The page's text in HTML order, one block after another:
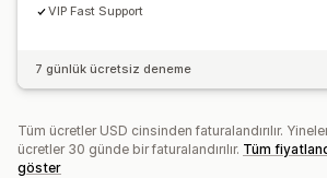
VIP Fast Support
7 günlük ücretsiz deneme
Tüm ücretler USD cinsinden faturalandırılır.
ücretler 30 günde bir faturalandırılır. Tüm
göster